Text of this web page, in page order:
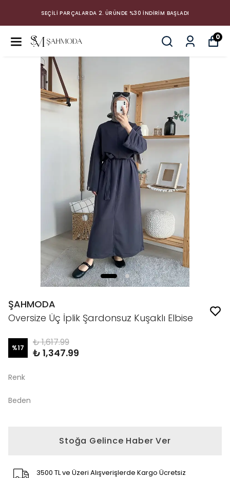
SEÇİLİ PARÇALARDA 2. ÜRÜNDE %30 İNDİRİM BAŞLADI
0
ŞAHMODA
Oversize Üç İplik Şardonsuz Kuşaklı Elbise
%17 ₺ 1,617.99
₺ 1,347.99
Renk
Beden
Stoğa Gelince Haber Ver
3500 TL ve Üzeri Alışverişlerde Kargo Ücretsiz